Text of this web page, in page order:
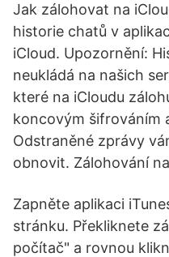
Jak zálohovat na
historie chatů v
iCloud. Upozornění:
neukládá na našich
které na iCloudu
koncovým šifrováním
Odstraněné zprávy
obnovit. Zálohování
Zapněte aplikaci
stránku. Překliknete
počítač" a rovnou